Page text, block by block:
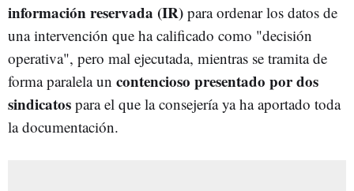
información reservada (IR) para ordenar los datos de
una intervención que ha calificado como "decisión
operativa", pero mal ejecutada, mientras se tramita de
forma paralela un contencioso presentado por dos
sindicatos para el que la consejería ya ha aportado toda
la documentación.